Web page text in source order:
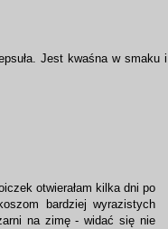
Jest kwaśna w smaku i
otwierałam kilka dni po
bardziej wyrazistych
na zimę - widać się nie